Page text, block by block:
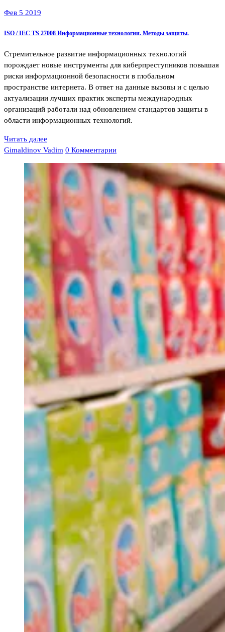
Фев 5 2019
ISO / IEC TS 27008 Информационные технологии. Методы защиты.
Стремительное развитие информационных технологий
порождает новые инструменты для киберпреступников повышая
риски информационной безопасности в глобальном
пространстве интернета. В ответ на данные вызовы и с целью
актуализации лучших практик эксперты международных
организаций работали над обновлением стандартов защиты в
области информационных технологий.
Читать далее
Gimaldinov Vadim 0 Комментарии